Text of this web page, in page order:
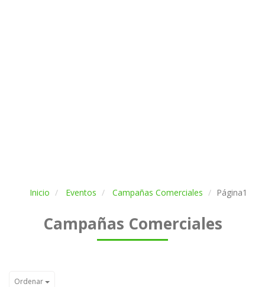
Inicio Eventos Campañas Comerciales Página1
Campañas Comerciales
Ordenar